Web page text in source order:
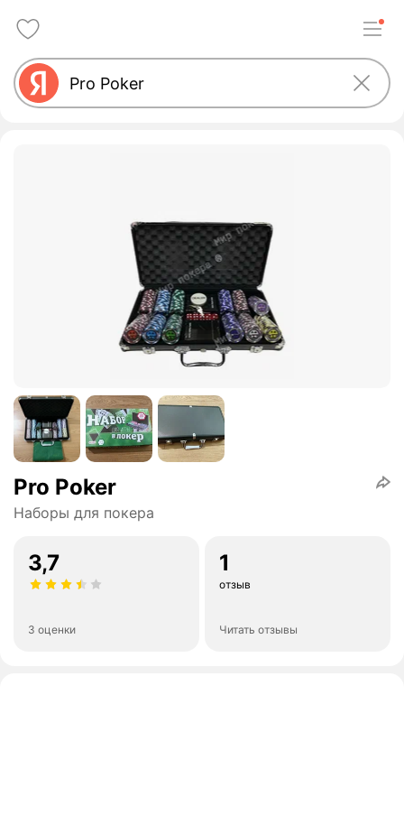
Pro Poker
Наборы для покера
3,7
3 оценки
1
отзыв
Читать отзывы